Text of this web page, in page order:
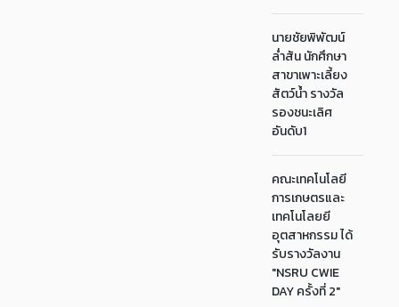
นายชัยพิพัฒน์
ล่ำสัน นักศึกษา
สาขาเพาะเลี้ยง
สัตว์น้ำ รางวัล
รองชนะเลิศ
อันดับ1
คณะเทคโนโลยี
การเกษตรและ
เทคโนโลยยี
อุตสาหกรรม ได้
รับรางวัลงาน
"NSRU CWIE
DAY ครั้งที่ 2"